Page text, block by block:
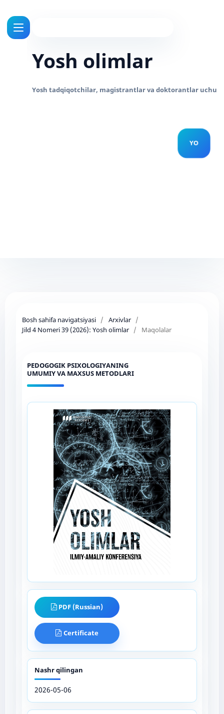
Yosh olimlar
Bosh sahifa navigatsiyasi / Arxivlar /
Jild 4 Nomeri 39 (2026): Yosh olimlar / Maqolalar
PEDOGOGIK PSIXOLOGIYANING
UMUMIY VA MAXSUS METODLARI
PDF (Russian)
Certificate
Nashr qilingan
2026-05-06